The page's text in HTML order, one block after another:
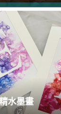
水墨畫